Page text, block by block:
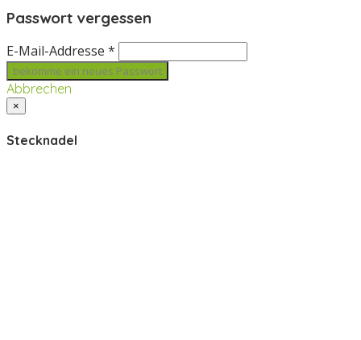
Passwort vergessen
E-Mail-Addresse *
Abbrechen
×
Stecknadel